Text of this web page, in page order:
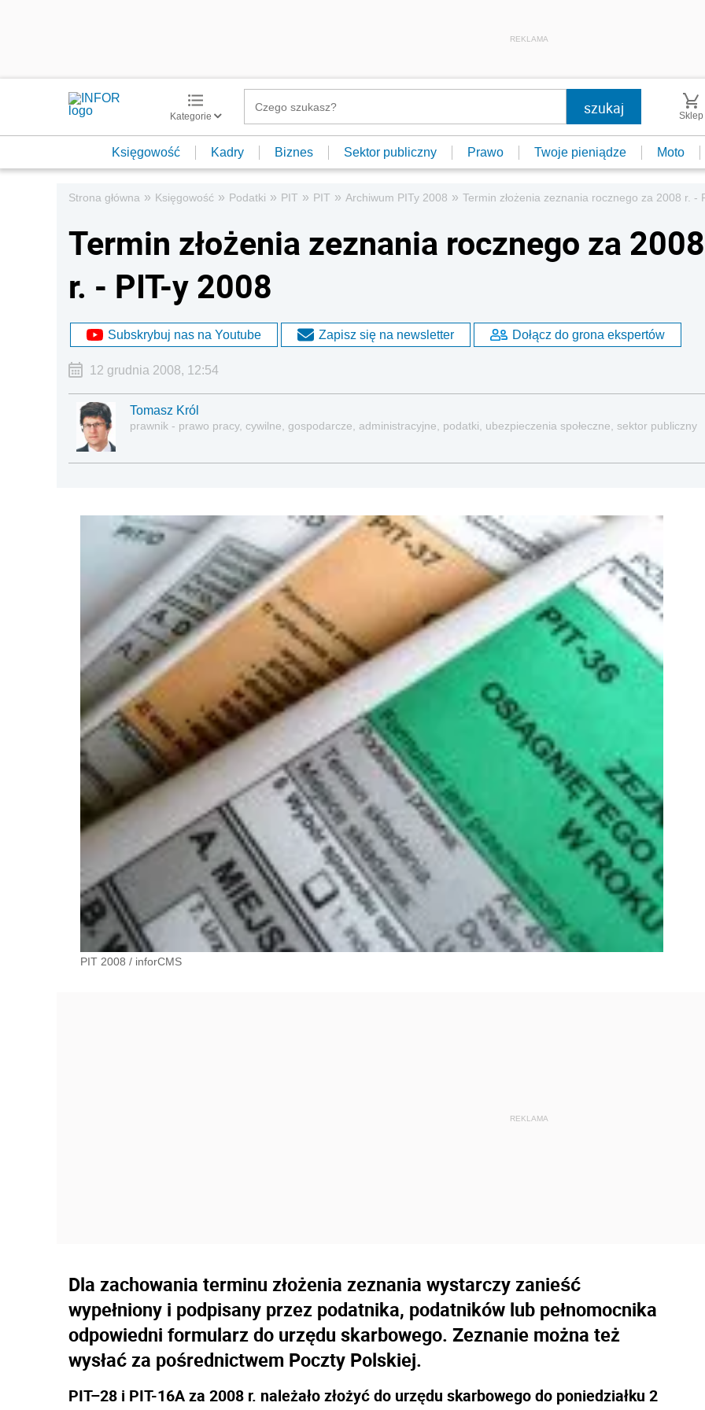
REKLAMA
Kategorie Sklep
Księgowość Kadry Biznes Sektor publiczny Prawo Twoje pieniądze Moto
Strona główna » Księgowość » Podatki » PIT » PIT » Archiwum PITy 2008 » Termin złożenia zeznania rocznego za 2008 r. -
Termin złożenia zeznania rocznego za 2008
r. - PIT-y 2008
Subskrybuj nas na Youtube Zapisz się na newsletter Dołącz do grona ekspertów
12 grudnia 2008, 12:54
Tomasz Król
prawnik - prawo pracy, cywilne, gospodarcze, administracyjne, podatki, ubezpieczenia społeczne, sektor publiczny
PIT 2008 / inforCMS
Dla zachowania terminu złożenia zeznania wystarczy zanieść
wypełniony i podpisany przez podatnika, podatników lub pełnomocnika
odpowiedni formularz do urzędu skarbowego. Zeznanie można też
wysłać za pośrednictwem Poczty Polskiej.
PIT–28 i PIT-16A za 2008 r. należało złożyć do urzędu skarbowego do poniedziałku 2